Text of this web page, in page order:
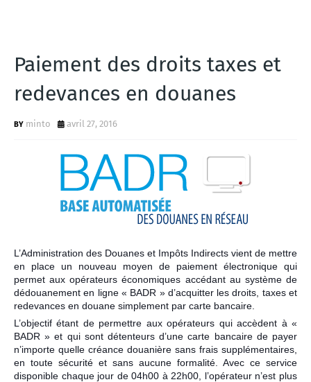
Paiement des droits taxes et
redevances en douanes
minto avril 27, 2016
L’Administration des Douanes et Impôts Indirects vient de mettre
en place un nouveau moyen de paiement électronique qui
permet aux opérateurs économiques accédant au système de
dédouanement en ligne « BADR » d’acquitter les droits, taxes et
redevances en douane simplement par carte bancaire.
L’objectif étant de permettre aux opérateurs qui accèdent à «
BADR » et qui sont détenteurs d’une carte bancaire de payer
n’importe quelle créance douanière sans frais supplémentaires,
en toute sécurité et sans aucune formalité. Avec ce service
disponible chaque jour de 04h00 à 22h00, l’opérateur n’est plus